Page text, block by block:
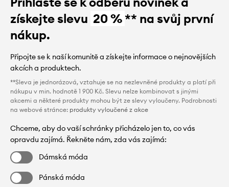
získejte slevu 20 %** na svůj první
nákup.
Připojte se k naší komunitě a získejte informace o nejnovějších
akcích a produktech.
**Sleva je jednorázová, vztahuje se na nezlevněné produkty a platí při
nákupu v min. hodnotě 1 900 Kč. Slevu nelze kombinovat s jinými
akcemi a některé produkty mohou být ze slevy vyloučeny. Podrobnosti
na webové stránce: produkty vyloučené z akce
Chceme, aby do vaší schránky přicházelo jen to, co vás
opravdu zajímá. Řekněte nám, zda vás zajímá:
Dámská móda
Pánská móda